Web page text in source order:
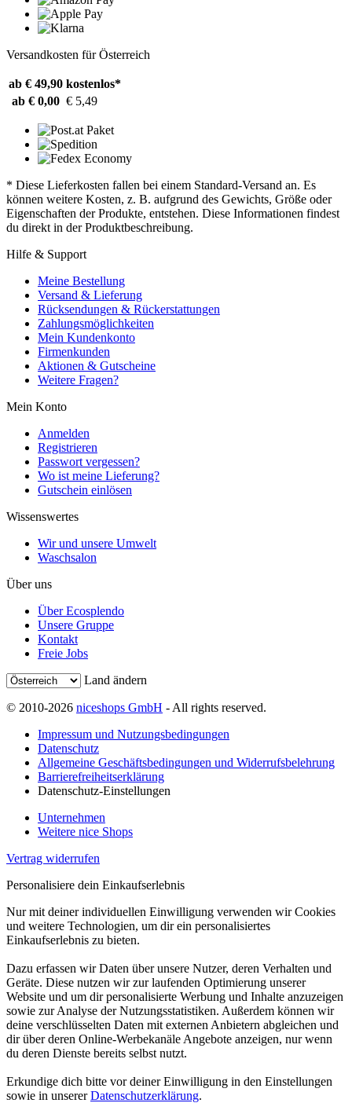
Versandkosten für Österreich
ab € 49,90 kostenlos*
ab € 0,00 € 5,49
* Diese Lieferkosten fallen bei einem Standard-Versand an. Es
können weitere Kosten, z. B. aufgrund des Gewichts, Größe oder
Eigenschaften der Produkte, entstehen. Diese Informationen findest
du direkt in der Produktbeschreibung.
Hilfe & Support
Meine Bestellung
Versand & Lieferung
Rücksendungen & Rückerstattungen
Zahlungsmöglichkeiten
Mein Kundenkonto
Firmenkunden
Aktionen & Gutscheine
Weitere Fragen?
Mein Konto
Anmelden
Registrieren
Passwort vergessen?
Wo ist meine Lieferung?
Gutschein einlösen
Wissenswertes
Wir und unsere Umwelt
Waschsalon
Über uns
Über Ecosplendo
Unsere Gruppe
Kontakt
Freie Jobs
Land ändern
© 2010-2026 niceshops GmbH - All rights reserved.
Impressum und Nutzungsbedingungen
Datenschutz
Allgemeine Geschäftsbedingungen und Widerrufsbelehrung
Barrierefreiheitserklärung
Datenschutz-Einstellungen
Unternehmen
Weitere nice Shops
Vertrag widerrufen
Personalisiere dein Einkaufserlebnis
Nur mit deiner individuellen Einwilligung verwenden wir Cookies
und weitere Technologien, um dir ein personalisiertes
Einkaufserlebnis zu bieten.
Dazu erfassen wir Daten über unsere Nutzer, deren Verhalten und
Geräte. Diese nutzen wir zur laufenden Optimierung unserer
Website und um dir personalisierte Werbung und Inhalte anzuzeigen
sowie zur Analyse der Nutzungsstatistiken. Außerdem können wir
deine verschlüsselten Daten mit externen Anbietern abgleichen und
dir über deren Online-Werbekanäle Angebote anzeigen, nur wenn
du deren Dienste bereits selbst nutzt.
Erkundige dich bitte vor deiner Einwilligung in den Einstellungen
sowie in unsererDatenschutzerklärung.